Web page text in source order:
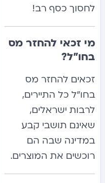
לחסוך כסף רב!
מי זכאי להחזר מס
בחו”ל?
זכאים להחזר מס
בחו”ל כל התיירים,
לרבות ישראלים,
שאינם תושבי קבע
במדינה שבה הם
רוכשים את המוצרים.